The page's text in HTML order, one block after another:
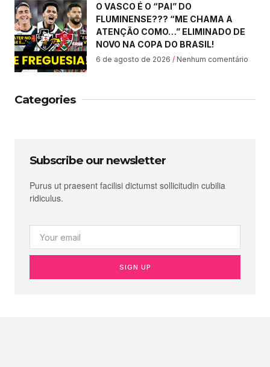
O VASCO É O “PAI” DO
FLUMINENSE??? “ME CHAMA A
ATENÇÃO COMO…” ELIMINADO DE
NOVO NA COPA DO BRASIL!
6 de agosto de 2026 Nenhum comentário
Categories
Subscribe our newsletter
Purus ut praesent facilisi dictumst sollicitudin cubilia
ridiculus.
SIGN UP